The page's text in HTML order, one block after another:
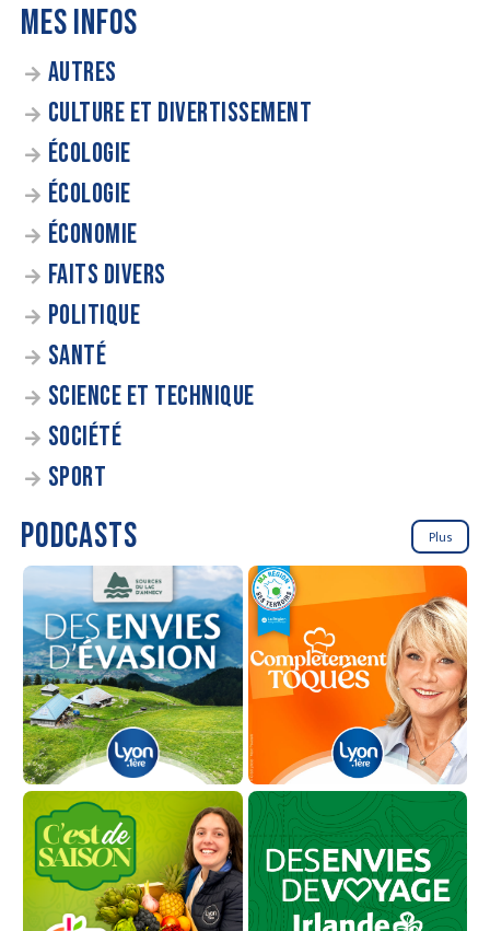
MES INFOS
AUTRES
CULTURE ET DIVERTISSEMENT
ÉCOLOGIE
ÉCOLOGIE
ÉCONOMIE
FAITS DIVERS
POLITIQUE
SANTÉ
SCIENCE ET TECHNIQUE
SOCIÉTÉ
SPORT
PODCASTS Plus